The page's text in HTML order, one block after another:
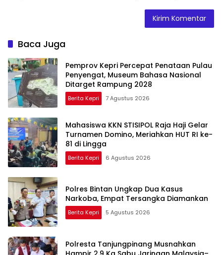
Baca Juga
Pemprov Kepri Percepat Penataan Pulau
Penyengat, Museum Bahasa Nasional
Ditarget Rampung 2028
Berita Kepri 7 Agustus 2026
Mahasiswa KKN STISIPOL Raja Haji Gelar
Turnamen Domino, Meriahkan HUT RI ke-
81 di Lingga
Berita Kepri 6 Agustus 2026
Polres Bintan Ungkap Dua Kasus
Narkoba, Empat Tersangka Diamankan
Berita Kepri 5 Agustus 2026
Polresta Tanjungpinang Musnahkan